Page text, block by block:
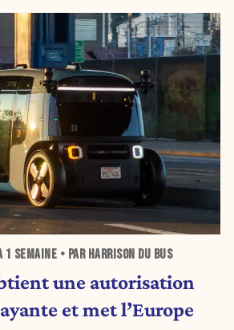
1 SEMAINE • PAR HARRISON DU BUS
une autorisation
et met l’Europe